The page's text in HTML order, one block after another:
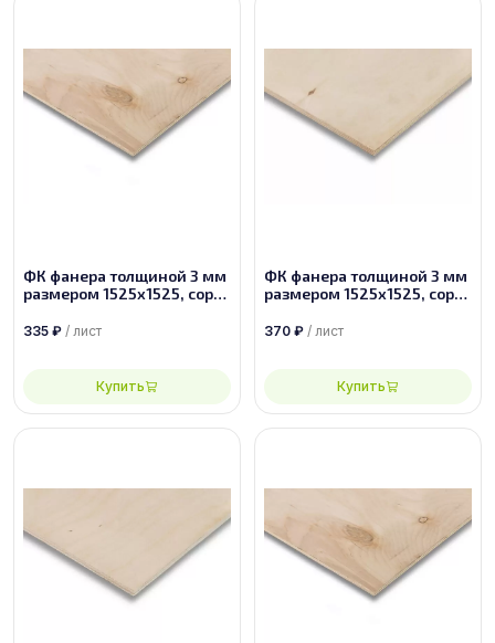
ФК фанера толщиной 3 мм
размером 1525х1525, сорт
335 ₽ / лист
Купить
ФК фанера толщиной 3 мм
размером 1525х1525, сорт
370 ₽ / лист
Купить